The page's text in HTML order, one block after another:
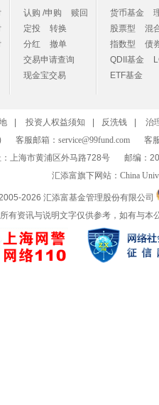
认购 /申购
赎回
定投
转换
分红
撤单
交易申请查询
现金宝交易
货币基金
股票型
混
指数型
债
QDII基金
ETF基金
投资人权益须知 反洗钱
治
客服邮箱： service@99fund.com
客
上海市黄浦区外马路728号
邮编：
汇添富旗下网站： China
2026 汇添富基金管理股份有限公司
有资讯与说明文字仅供参考，如有与本